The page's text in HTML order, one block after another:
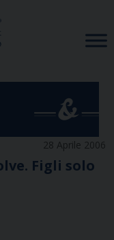
28 Aprile 2006
Figli solo